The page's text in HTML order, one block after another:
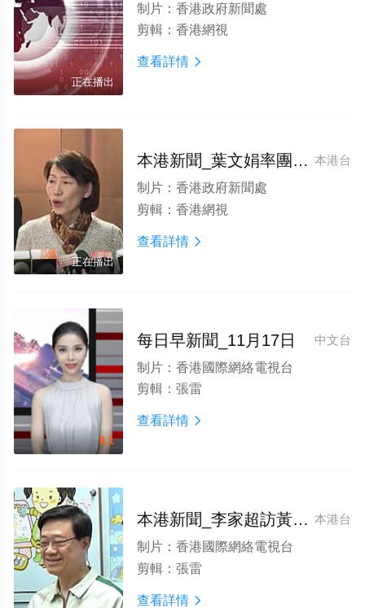
正在播出
制片： 香港政府新聞處
剪輯： 香港網視
查看詳情 
正在播出
本港台
本港新聞_葉文娟率團赴京研修考察
制片： 香港政府新聞處
剪輯： 香港網視
查看詳情 
8.1
中文台
每日早新聞_11月17日
制片： 香港國際網絡電視台
剪輯： 張雷
查看詳情 
本港台
本港新聞_李家超訪黃大仙觀塘
制片： 香港國際網絡電視台
剪輯： 張雷
查看詳情 